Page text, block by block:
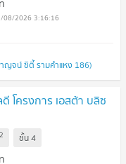
08/2026 3:16:16
ญจน์ ซิตี้ รามคำแหง 186)
โครงการ เอสต้า บลิซ
2 ชั้น4